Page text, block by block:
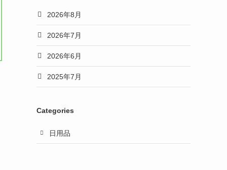
2026年8月
2026年7月
2026年6月
2025年7月
Categories
日用品